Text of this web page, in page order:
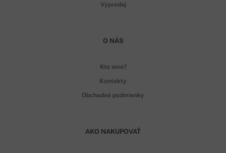
Výpredaj
O NÁS
Kto sme?
Kontakty
Obchodné podmienky
AKO NAKUPOVAŤ